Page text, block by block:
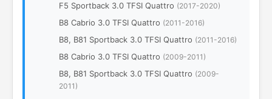
F5 Sportback 3.0 TFSI Quattro (2017-2020)
В8 Cabrio 3.0 TFSI Quattro (2011-2016)
В8, B81 Sportback 3.0 TFSI Quattro (2011-2016)
В8 Cabrio 3.0 TFSI Quattro (2009-2011)
В8, B81 Sportback 3.0 TFSI Quattro (2009-
2011)